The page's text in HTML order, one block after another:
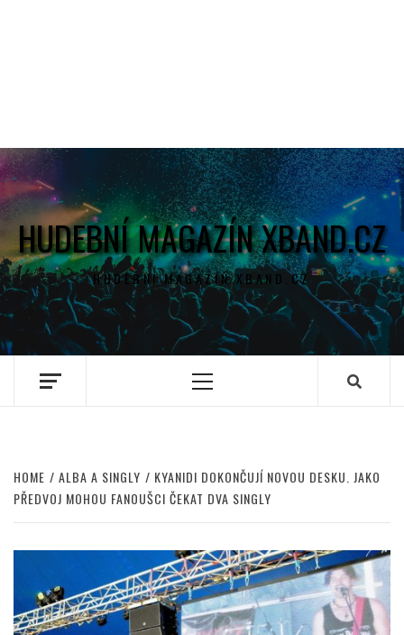
HUDEBNÍ MAGAZÍN XBAND.CZ
HUDEBNÍ MAGAZÍN XBAND.CZ
Primary
HOME ALBA A SINGLY
KYANIDI DOKONČUJÍ NOVOU DESKU. JAKO
PŘEDVOJ MOHOU FANOUŠCI ČEKAT DVA SINGLY